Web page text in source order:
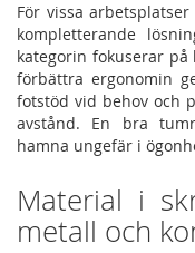
För vissa
kompletterande
kategorin fokuserar på
förbättra ergonomin
fotstöd vid behov och
avstånd. En bra
hamna ungefär i
Material i
metall och